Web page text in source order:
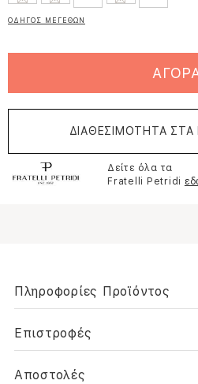
ΟΔΗΓΟΣ ΜΕΓΕΘΩΝ
ΔΙΑΘΕΣΙΜΟΤΗΤΑ
Δείτε όλα τα
Fratelli Petridi
Πληροφορίες Προϊόντος
Επιστροφές
Αποστολές